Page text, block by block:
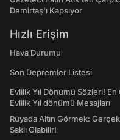
Demirtaş'ı Kapsıyor
Hızlı Erişim
Hava Durumu
Son Depremler Listesi
Evlilik Yıl Dönümü Sözleri!
Evlilik Yıl dönümü Mesajları
Rüyada Altın Görmek:
Saklı Olabilir!